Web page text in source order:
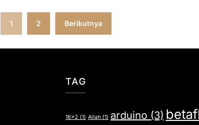
1 2 Berikutnya
TAG
16x2 (1) Allah(1) arduino (3)